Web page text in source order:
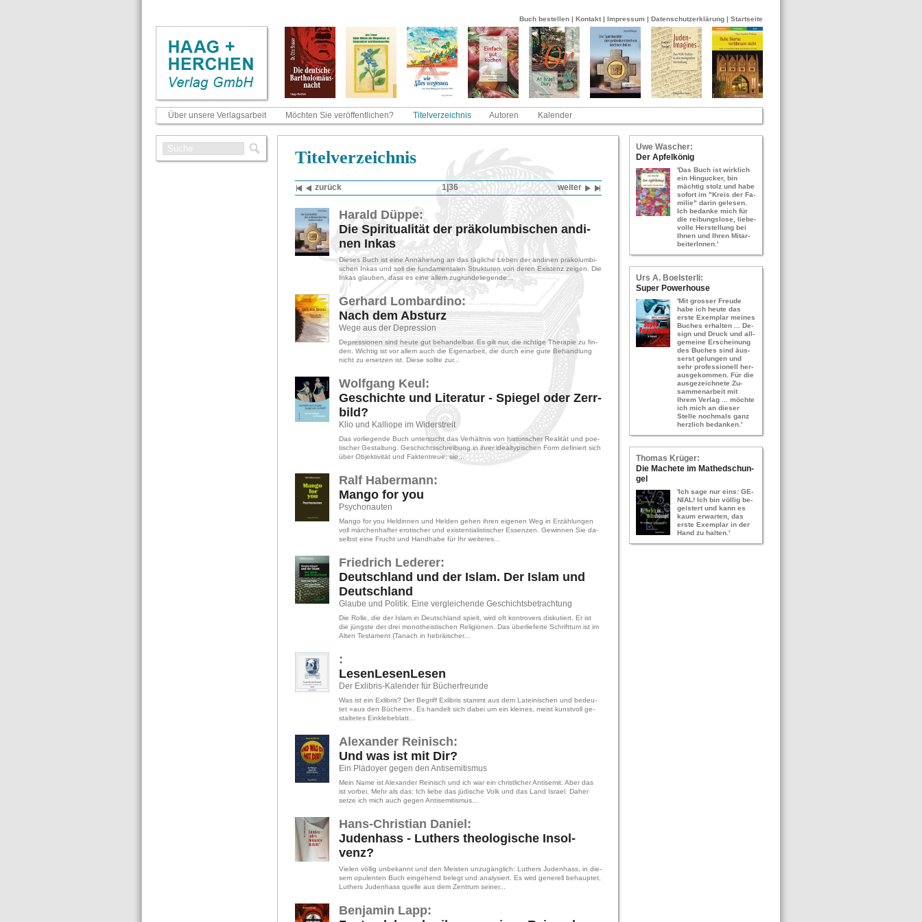
Buch bestellen | Kontakt | Impressum | Datenschutzerklärung | Startseite
Über unsere Verlagsarbeit Möchten Sie veröffentlichen? Titelverzeichnis Autoren Kalender
Uwe Wa­scher:
Der Ap­fel­kö­nig
'Das Buch ist wirk­lich
ein Hin­gu­cker, bin
mäch­tig stolz und habe
so­fort im "Kreis der Fa­
mi­lie" darin ge­le­sen.
Ich be­dan­ke mich für
die rei­bungs­lo­se, lie­be­
vol­le Her­stel­lung bei
Ihnen und Ihren Mit­ar­
bei­te­rIn­nen.'
Urs A. Bo­els­ter­li:
Super Power­hou­se
'Mit gros­ser Freu­de
habe ich heute das
erste Ex­em­plar mei­nes
Bu­ches er­hal­ten ... De­
sign und Druck und all­
ge­mei­ne Er­schei­nung
des Bu­ches sind äus­
serst ge­lun­gen und
sehr pro­fes­sio­nell her­
aus­ge­kom­men. Für die
aus­ge­zeich­ne­te Zu­
sam­men­ar­beit mit
Ihrem Ver­lag ... möch­te
ich mich an die­ser
Stel­le noch­mals ganz
herz­lich be­dan­ken.'
Tho­mas Krü­ger:
Die Ma­che­te im Ma­thed­schun­
gel
'Ich sage nur eins: GE­
NI­AL! Ich bin völ­lig be­
geis­tert und kann es
kaum er­war­ten, das
erste Ex­em­plar in der
Hand zu hal­ten.'
Ti­tel­ver­zeich­nis
zu­rück wei­ter
1|36
Ha­rald Düppe:
Die Spi­ri­tua­li­tät der prä­ko­lum­bi­schen an­di­
nen Inkas
Die­ses Buch ist eine An­nä­he­rung an das täg­li­che Leben der an­di­nen prä­ko­lum­bi­
schen Inkas und soll die fun­da­men­ta­len Struk­tu­ren von deren Exis­tenz zei­gen. Die
Inkas glau­ben, dass es eine allem zu­grun­de­lie­gen­de...
Ger­hard Lom­bar­di­no:
Nach dem Ab­sturz
Wege aus der De­pres­si­on
De­pres­sio­nen sind heute gut be­han­del­bar. Es gilt nur, die rich­ti­ge The­ra­pie zu fin­
den. Wich­tig ist vor allem auch die Ei­gen­ar­beit, die durch eine gute Be­hand­lung
nicht zu er­set­zen ist. Diese soll­te zur...
Wolf­gang Keul:
Ge­schich­te und Li­te­ra­tur - Spie­gel oder Zerr­
bild?
Klio und Kal­lio­pe im Wi­der­streit
Das vor­lie­gen­de Buch un­ter­sucht das Ver­hält­nis von his­to­ri­scher Rea­li­tät und poe­
ti­scher Ge­stal­tung. Ge­schichts­schrei­bung in ihrer ide­al­ty­pi­schen Form de­fi­niert sich
über Ob­jek­ti­vi­tät und Fak­ten­treue; sie...
Ralf Ha­ber­mann:
Mango for you
Psy­cho­nau­ten
Mango for you Hel­din­nen und Hel­den gehen ihren ei­ge­nen Weg in Er­zäh­lun­gen
voll mär­chen­haf­ter ero­ti­scher und exis­ten­tia­lis­ti­scher Es­sen­zen. Ge­win­nen Sie da­
selbst eine Frucht und Hand­ha­be für Ihr wei­te­res...
Fried­rich Le­de­rer:
Deutsch­land und der Islam. Der Islam und
Deutsch­land
Glau­be und Po­li­tik. Eine ver­glei­chen­de Ge­schichts­be­trach­tung
Die Rolle, die der Islam in Deutsch­land spielt, wird oft kon­tro­vers dis­ku­tiert. Er ist
die jüngs­te der drei mo­no­the­is­ti­schen Re­li­gio­nen. Das über­lie­fer­te Schrift­tum ist im
Alten Tes­ta­ment (Tanach in he­bräi­scher...
:
Le­sen­Le­sen­Le­sen
Der Ex­li­b­ris-​Ka­len­der für Bü­cher­freun­de
Was ist ein Ex­li­b­ris? Der Be­griff Ex­li­b­ris stammt aus dem La­tei­ni­schen und be­deu­
tet »aus den Bü­chern«. Es han­delt sich dabei um ein klei­nes, meist kunst­voll ge­
stal­te­tes Ein­kle­be­blatt...
Alex­an­der Rei­nisch:
Und was ist mit Dir?
Ein Plä­do­yer gegen den An­ti­se­mi­tis­mus
Mein Name ist Alex­an­der Rei­nisch und ich war ein christ­li­cher An­ti­se­mit. Aber das
ist vor­bei. Mehr als das: Ich liebe das jü­di­sche Volk und das Land Is­ra­el. Daher
setze ich mich auch gegen An­ti­se­mi­tis­mus...
Hans-​Chris­ti­an Da­ni­el:
Ju­den­hass - Lu­thers theo­lo­gi­sche In­sol­
venz?
Vie­len völ­lig un­be­kannt und den Meis­ten un­zu­gäng­lich: Lu­thers Ju­den­hass, in die­
sem opu­len­ten Buch ein­ge­hend be­legt und ana­ly­siert. Es wird ge­ne­rell be­haup­tet,
Lu­thers Ju­den­hass quel­le aus dem Zen­trum sei­ner...
Ben­ja­min Lapp: